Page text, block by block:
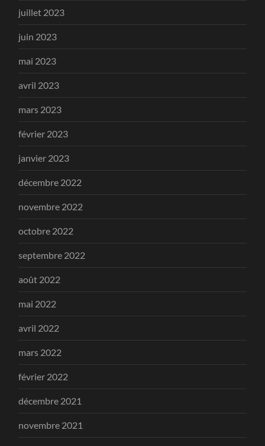
juillet 2023
juin 2023
mai 2023
avril 2023
mars 2023
février 2023
janvier 2023
décembre 2022
novembre 2022
octobre 2022
septembre 2022
août 2022
mai 2022
avril 2022
mars 2022
février 2022
décembre 2021
novembre 2021